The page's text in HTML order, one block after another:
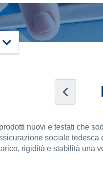
nuovi e testati che
sociale
rigidità e stabilità una